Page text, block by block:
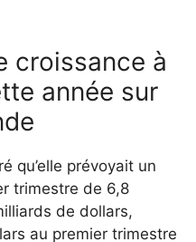
croissance à
année sur
qu’elle prévoyait un
trimestre de 6,8
de dollars,
au premier trimestre